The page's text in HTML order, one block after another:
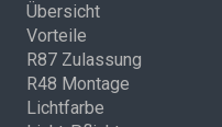
Übersicht
Vorteile
R87 Zulassung
R48 Montage
Lichtfarbe